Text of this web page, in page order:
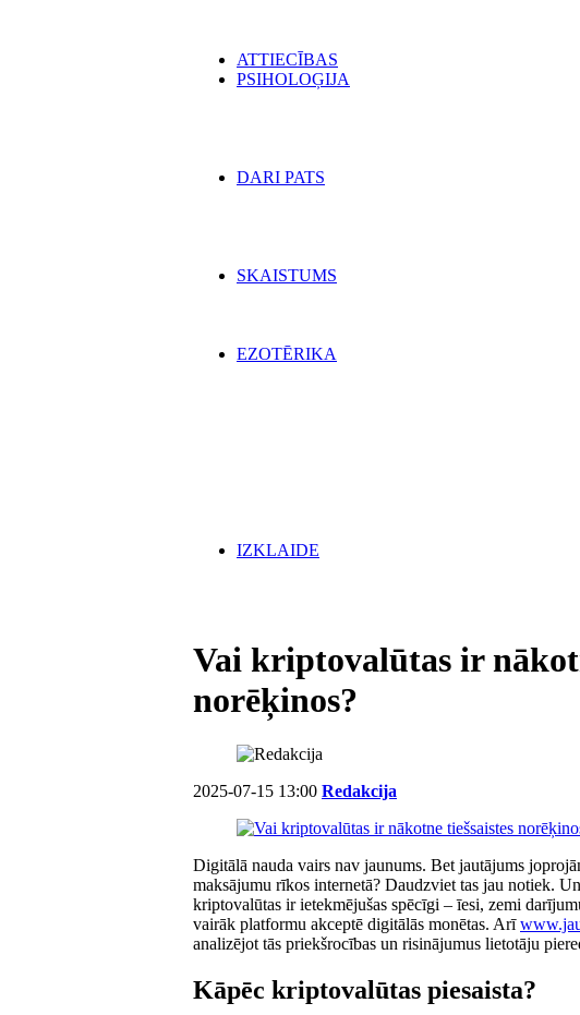
ATTIECĪBAS
PSIHOLOĢIJA
DARI PATS
SKAISTUMS
EZOTĒRIKA
IZKLAIDE
Vai kriptovalūtas ir
norēķinos?
2025-07-15 13:00 Redakcija
Digitālā nauda vairs nav jaunums. Bet jautājums
maksājumu rīkos internetā? Daudzviet tas jau notiek.
kriptovalūtas ir ietekmējušas spēcīgi – īesi, zemi
vairāk platformu akceptē digitālās monētas. Arī
analizējot tās priekšrocības un risinājumus lietotāju
Kāpēc kriptovalūtas piesaista?